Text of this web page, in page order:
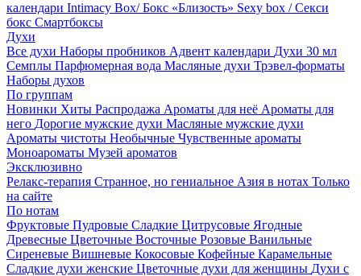
календари Intimacy Box/ Бокс «Близость» Sexy box / Секси
бокс Смартбоксы
Духи
Все духи Наборы пробников Адвент календари Духи 30 мл
Семплы Парфюмерная вода Масляные духи Трэвел-форматы
Наборы духов
По группам
Новинки Хиты Распродажа Ароматы для неё Ароматы для
него Дорогие мужские духи Масляные мужские духи
Ароматы чистоты Необычные Чувственные ароматы
Моноароматы Музей ароматов
Эксклюзивно
Релакс-терапия Странное, но гениальное Азия в нотах Только
на сайте
По нотам
Фруктовые Пудровые Сладкие Цитрусовые Ягодные
Древесные Цветочные Восточные Розовые Ванильные
Сиреневые Вишневые Кокосовые Кофейные Карамельные
Сладкие духи женские Цветочные духи для женщины Духи с